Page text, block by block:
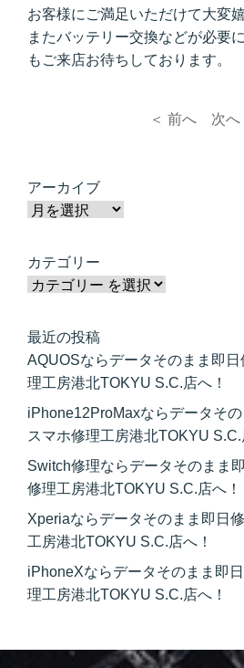
お客様にご満足いただけて大変
またバッテリー交換などが必要
もご来店お待ちしております。
＜ 前へ 次へ
アーカイブ
カテゴリー
最近の投稿
AQUOSならデータそのまま即
理工房港北TOKYU S.C.店へ！
iPhone12ProMaxならデータそ
スマホ修理工房港北TOKYU S.C.
Switch修理ならデータそのまま
修理工房港北TOKYU S.C.店へ！
Xperiaならデータそのまま即日
工房港北TOKYU S.C.店へ！
iPhoneXならデータそのまま即
理工房港北TOKYU S.C.店へ！